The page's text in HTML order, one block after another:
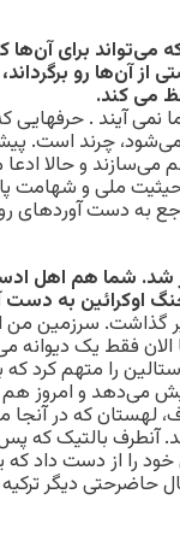
برای آن‌ها
از آن‌ها رو
می کند.
نمی آیند . حرفهایی
می‌شود، چرند است.
و حالا ادعا
ملی و شهامت
به دست آوردهای
کریمه آغاز شد. شما هم
اوکرائین به دست
به شدت بر من تأثیر گذاشت.
فقط یک دیوانه
آنروزی در آورد. ایوان ایلین فیلسوف روس در سال ۱۹۴۹
می‌دهد و امروز
لهستان که در
آنطرف بالتیک که
خود را از دست داد
حال حاضرحتی دیگر